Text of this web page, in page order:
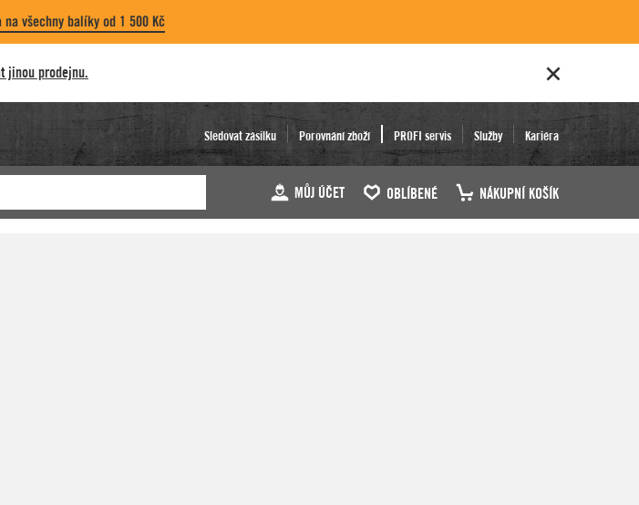
na všechny balíky od 1 500 Kč
jinou prodejnu.
Sledovat zásilku Porovnání zboží PROFI servis Služby Kariéra
MŮJ ÚČET OBLÍBENÉ NÁKUPNÍ KOŠÍK